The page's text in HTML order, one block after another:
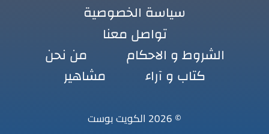
سياسة الخصوصية
تواصل معنا
الشروط و الاحكام
من نحن
كتاب و آراء
مشاهير
© 2026 الكويت بوست